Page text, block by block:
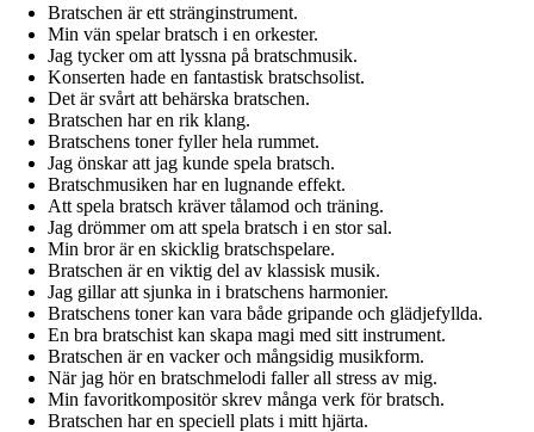
Bratschen är ett stränginstrument.
Min vän spelar bratsch i en orkester.
Jag tycker om att lyssna på bratschmusik.
Konserten hade en fantastisk bratschsolist.
Det är svårt att behärska bratschen.
Bratschen har en rik klang.
Bratschens toner fyller hela rummet.
Jag önskar att jag kunde spela bratsch.
Bratschmusiken har en lugnande effekt.
Att spela bratsch kräver tålamod och träning.
Jag drömmer om att spela bratsch i en stor sal.
Min bror är en skicklig bratschspelare.
Bratschen är en viktig del av klassisk musik.
Jag gillar att sjunka in i bratschens harmonier.
Bratschens toner kan vara både gripande och glädjefyllda.
En bra bratschist kan skapa magi med sitt instrument.
Bratschen är en vacker och mångsidig musikform.
När jag hör en bratschmelodi faller all stress av mig.
Min favoritkompositör skrev många verk för bratsch.
Bratschen har en speciell plats i mitt hjärta.